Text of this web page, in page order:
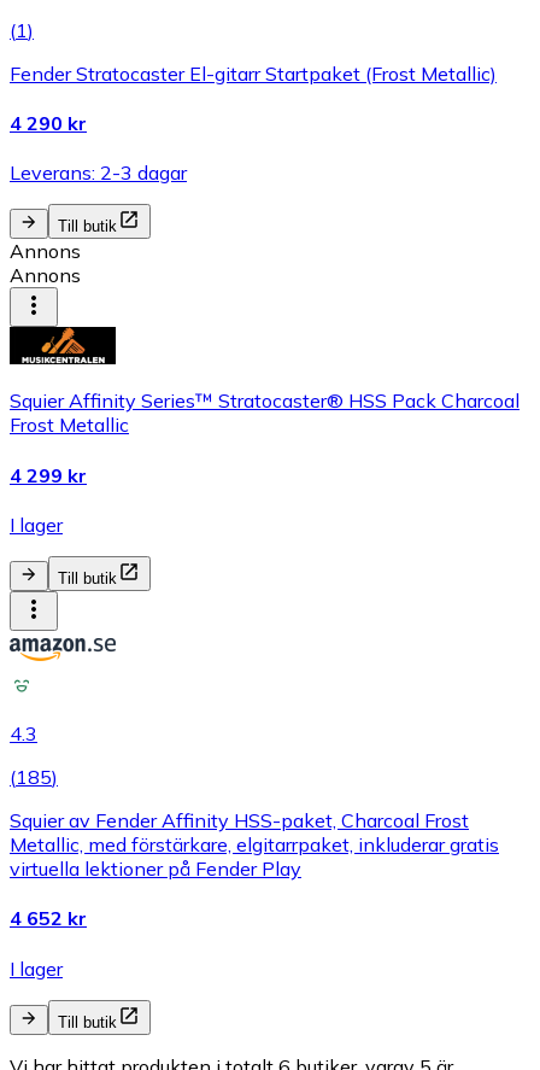
(1)
Fender Stratocaster El-gitarr Startpaket (Frost Metallic)
4 290 kr
Leverans: 2-3 dagar
Till butik
Annons
Annons
Squier Affinity Series™ Stratocaster® HSS Pack Charcoal
Frost Metallic
4 299 kr
I lager
Till butik
4.3
(185)
Squier av Fender Affinity HSS-paket, Charcoal Frost
Metallic, med förstärkare, elgitarrpaket, inkluderar gratis
virtuella lektioner på Fender Play
4 652 kr
I lager
Till butik